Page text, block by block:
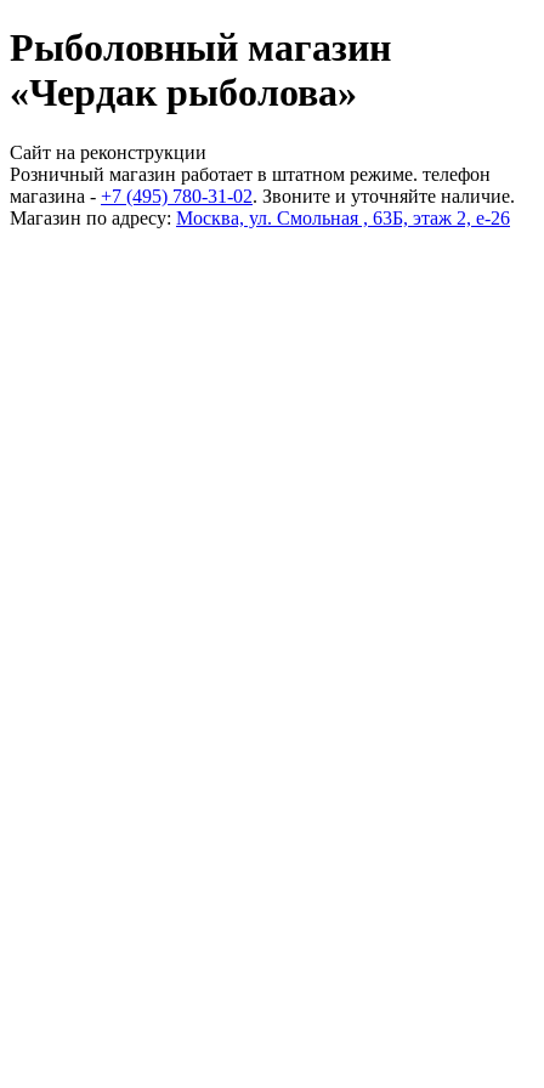
Рыболовный магазин
«Чердак рыболова»
Сайт на реконструкции
Розничный магазин работает в штатном режиме. телефон
магазина - +7 (495) 780-31-02. Звоните и уточняйте наличие.
Магазин по адресу: Москва, ул. Смольная , 63Б, этаж 2, е-26